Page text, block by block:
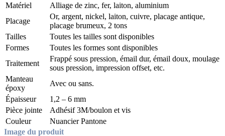
Matériel
Alliage de zinc, fer, laiton, aluminium
Placage
Or, argent, nickel, laiton, cuivre, placage antique,
placage brumeux, 2 tons
Tailles
Toutes les tailles sont disponibles
Formes
Toutes les formes sont disponibles
Traitement
Frappé sous pression, émail dur, émail doux, moulage
sous pression, impression offset, etc.
Manteau
époxy
Avec ou sans.
Épaisseur
1,2 – 6 mm
Pièce jointe
Adhésif 3M/boulon et vis
Couleur
Nuancier Pantone
Image du produit